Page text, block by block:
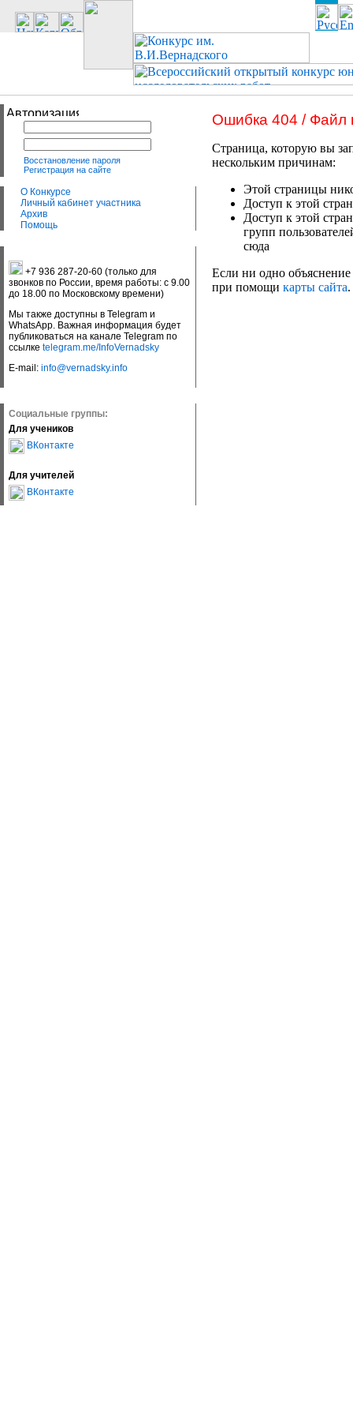
Восстановление пароля
Регистрация на сайте
О Конкурсе
Личный кабинет участника
Архив
Помощь
+7 936 287-20-60 (только для
звонков по России, время работы: с 9.00
до 18.00 по Московскому времени)
Мы также доступны в Telegram и
WhatsApp. Важная информация будет
публиковаться на канале Telegram по
ссылке telegram.me/InfoVernadsky
E-mail: info@vernadsky.info
Социальные группы:
Для учеников
ВКонтакте
Для учителей
ВКонтакте
Ошибка 404 / Файл
Страница, которую вы
нескольким причинам:
Этой страницы
Доступ к этой
Доступ к этой
групп
сюда
Если ни одно объяснение
при помощи карты сайта.